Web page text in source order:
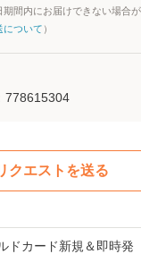
間内にお届けできない場合が
について ）
778615304
クエストを送る
ドカード新規＆即時発